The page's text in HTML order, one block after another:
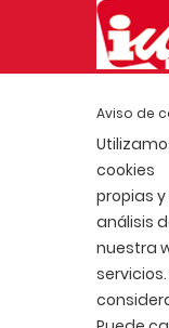
Aviso de
cookies
propias
análisis
nuestra